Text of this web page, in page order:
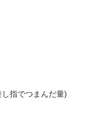
指でつまんだ量)